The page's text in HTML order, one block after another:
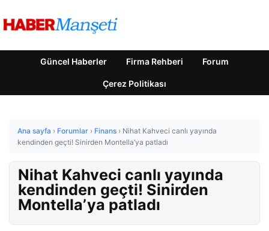
Güncel Haberler Firma Rehberi Forum
Çerez Politikası
Ana sayfa › Forumlar › Finans › Nihat Kahveci canlı yayında
kendinden geçti! Sinirden Montella’ya patladı
Nihat Kahveci canlı yayında
kendinden geçti! Sinirden
Montella’ya patladı